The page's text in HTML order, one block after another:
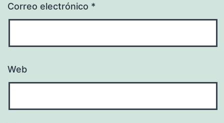
Correo electrónico *
Web